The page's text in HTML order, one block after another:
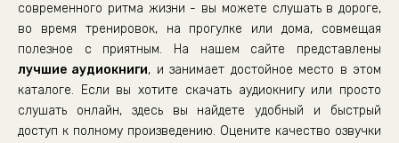
02_09_06_Дело Хогарта (Лео Морган, 1968–1975)
03_01_Джентльмены (Стокгольм, зима 1979 года)
03_02_Джентльмены (Стокгольм, зима 1979 года)
03_03_Джентльмены (Стокгольм, зима 1979 года)
03_04_Джентльмены (Стокгольм, зима 1979 года)
современного ритма жизни - вы можете слушать в дороге,
во время тренировок, на прогулке или дома, совмещая
полезное с приятным. На нашем сайте представлены
лучшие аудиокниги, и занимает достойное место в этом
каталоге. Если вы хотите скачать аудиокнигу или просто
слушать онлайн, здесь вы найдете удобный и быстрый
доступ к полному произведению. Оцените качество озвучки